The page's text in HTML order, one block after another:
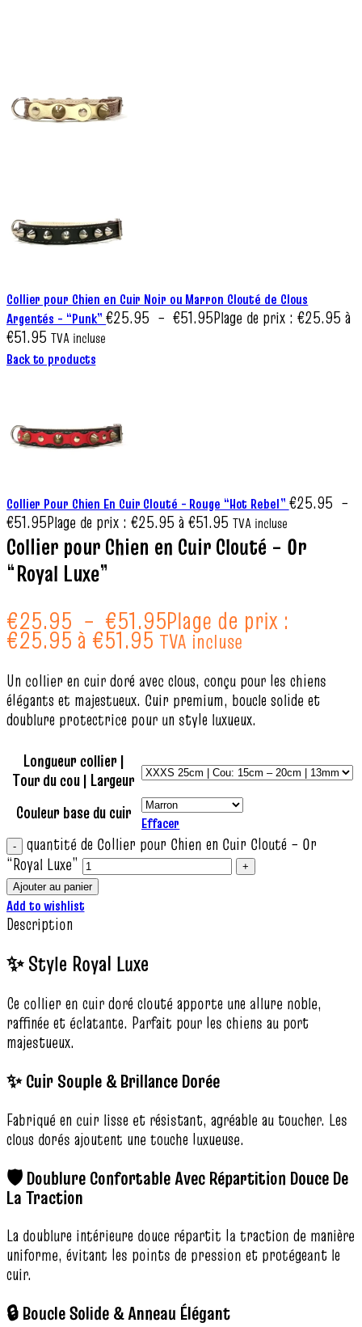
Collier pour Chien en Cuir Noir ou Marron Clouté de Clous
Argentés – “Punk”€25.95 – €51.95Plage de prix : €25.95 à
€51.95 TVA incluse
Back to products
Collier Pour Chien En Cuir Clouté – Rouge “Hot Rebel” €25.95 –
€51.95Plage de prix : €25.95 à €51.95 TVA incluse
Collier pour Chien en Cuir Clouté – Or
“Royal Luxe”
€25.95 – €51.95Plage de prix :
€25.95 à €51.95 TVA incluse
Un collier en cuir doré avec clous, conçu pour les chiens
élégants et majestueux. Cuir premium, boucle solide et
doublure protectrice pour un style luxueux.
Longueur collier |
Tour du cou | Largeur
Couleur base du cuir Effacer
quantité de Collier pour Chien en Cuir Clouté – Or
“Royal Luxe”
Ajouter au panier
Add to wishlist
Description
✨ Style Royal Luxe
Ce collier en cuir doré clouté apporte une allure noble,
raffinée et éclatante. Parfait pour les chiens au port
majestueux.
✨ Cuir Souple & Brillance Dorée
Fabriqué en cuir lisse et résistant, agréable au toucher. Les
clous dorés ajoutent une touche luxueuse.
🛡️ Doublure Confortable Avec Répartition Douce De
La Traction
La doublure intérieure douce répartit la traction de manière
uniforme, évitant les points de pression et protégeant le
cuir.
🔒 Boucle Solide & Anneau Élégant